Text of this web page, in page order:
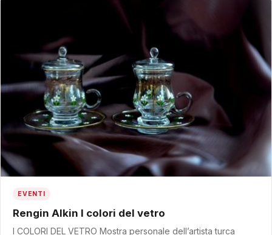
EVENTI
Rengin Alkin I colori del vetro
I COLORI DEL VETRO Mostra personale dell’artista turca